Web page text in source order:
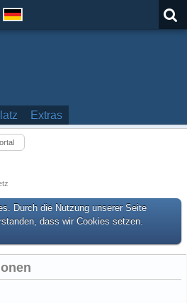
Extras
Durch die Nutzung unserer Seite
dass wir Cookies setzen.